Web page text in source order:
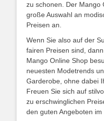
zu schonen. Der Mango
große Auswahl an
Preisen an.
Wenn Sie also auf der
fairen Preisen sind,
Mango Online Shop
neuesten Modetrends
Garderobe, ohne dabei
Freuen Sie sich auf
zu erschwinglichen
den guten Angeboten